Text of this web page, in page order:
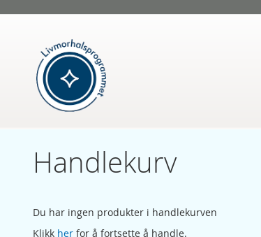
Skip
Content
Handlekurv
Du har ingen produkter i handlekurven
Klikk her for å fortsette å handle.